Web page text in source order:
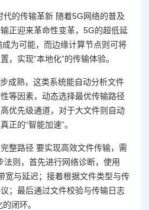
的传输革新 随着5G网络的普及
正迎来革命性变革，5G的超低延
为可能，而边缘计算节点则可将
，实现“本地化”的传输体验。
成熟，这类系统能自动分析文件
等因素，动态选择最优传输路径
优先级通道，对于大文件则自动
正的“智能加速”。
整路径 要实现高效文件传输，需
法则，首先进行网络诊断，使用
宽与延迟；接着根据文件类型与传
；最后通过文件校验与传输日志
闭环。